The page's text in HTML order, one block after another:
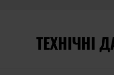
ТЕХНІЧНІ